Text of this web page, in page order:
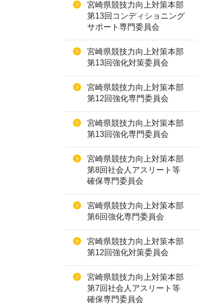
宮崎県競技力向上対策本部
第13回コンディショニング
サポート専門委員会
宮崎県競技力向上対策本部
第13回強化対策委員会
宮崎県競技力向上対策本部
第12回強化専門委員会
宮崎県競技力向上対策本部
第13回強化専門委員会
宮崎県競技力向上対策本部
第8回社会人アスリート等
確保専門委員会
宮崎県競技力向上対策本部
第6回強化専門委員会
宮崎県競技力向上対策本部
第12回強化対策委員会
宮崎県競技力向上対策本部
第7回社会人アスリート等
確保専門委員会